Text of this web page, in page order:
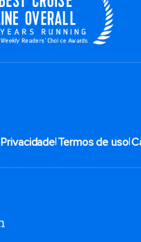
Privacidade|Termos de uso|